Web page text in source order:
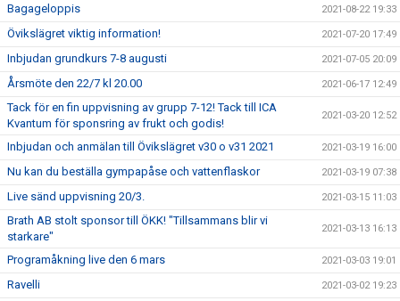
Bagageloppis 2021-08-22 19:33
Övikslägret viktig information! 2021-07-20 17:49
Inbjudan grundkurs 7-8 augusti 2021-07-05 20:09
Årsmöte den 22/7 kl 20.00 2021-06-17 12:49
Tack för en fin uppvisning av grupp 7-12! Tack till ICA
Kvantum för sponsring av frukt och godis!
2021-03-20 12:52
Inbjudan och anmälan till Övikslägret v30 o v31 2021 2021-03-19 16:00
Nu kan du beställa gympapåse och vattenflaskor 2021-03-19 07:38
Live sänd uppvisning 20/3. 2021-03-15 11:03
Brath AB stolt sponsor till ÖKK! "Tillsammans blir vi
starkare"
2021-03-13 16:13
Programåkning live den 6 mars 2021-03-03 19:01
Ravelli 2021-03-02 19:23